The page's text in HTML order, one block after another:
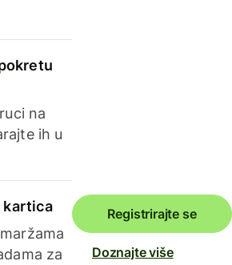
na
ih u
kartica
za
Registrirajte se
Doznajte više